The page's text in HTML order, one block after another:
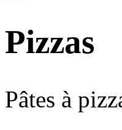
Pizzas
Pâtes à